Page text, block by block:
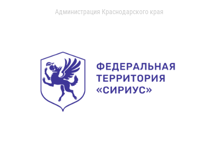
Администрация Краснодарского края